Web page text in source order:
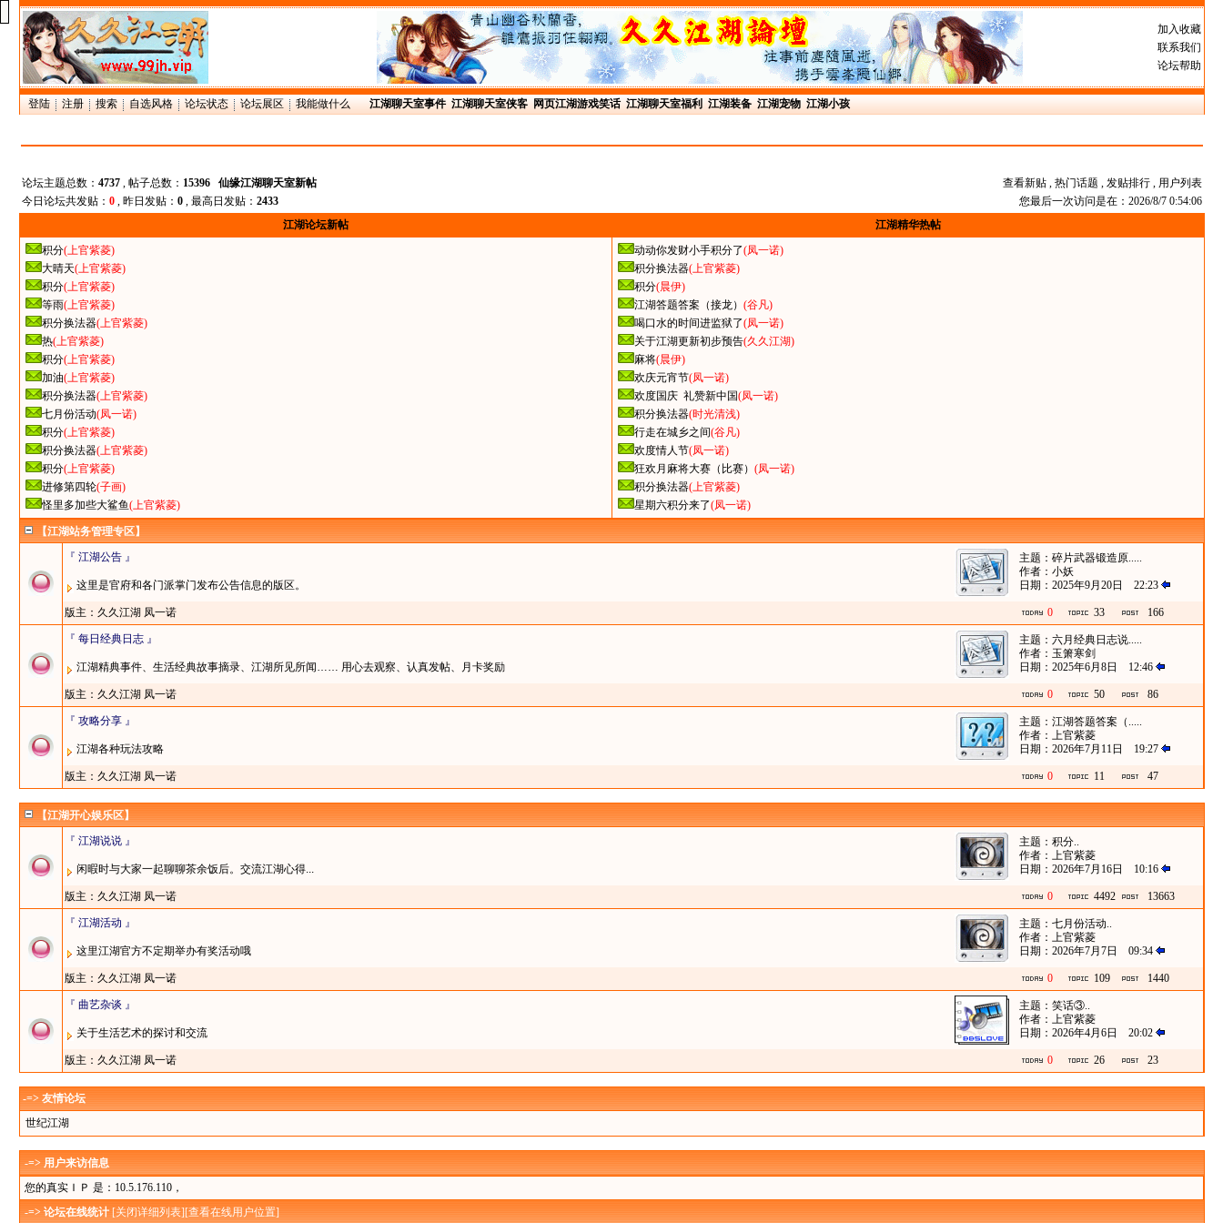
加入收藏
联系我们
论坛帮助
登陆 注册 搜索 自选风格 论坛状态 论坛展区 我能做什么 江湖聊天室事件 江湖聊天室侠客 网页江湖游戏笑话 江湖聊天室福利 江湖装备 江湖宠物 江湖小孩
论坛主题总数： 4737, 帖子总数： 15396
仙缘江湖聊天室新帖
今日论坛共发贴： 0, 昨日发贴： 0, 最高日发贴： 2433
查看新贴, 热门话题 , 发贴排行, 用户列表
您最后一次访问是在：2026/8/7 0:54:06
江湖论坛新帖
江湖精华热帖
积分(上官紫菱)
大晴天(上官紫菱)
积分(上官紫菱)
等雨(上官紫菱)
积分换法器(上官紫菱)
热(上官紫菱)
积分(上官紫菱)
加油(上官紫菱)
积分换法器(上官紫菱)
七月份活动(凤一诺)
积分(上官紫菱)
积分换法器(上官紫菱)
积分(上官紫菱)
进修第四轮(子画)
怪里多加些大鲨鱼(上官紫菱)
动动你发财小手积分了(凤一诺)
积分换法器(上官紫菱)
积分(晨伊)
江湖答题答案（接龙） (谷凡)
喝口水的时间进监狱了(凤一诺)
关于江湖更新初步预告(久久江湖)
麻将(晨伊)
欢庆元宵节(凤一诺)
欢度国庆 礼赞新中国(凤一诺)
积分换法器(时光清浅)
行走在城乡之间(谷凡)
欢度情人节(凤一诺)
狂欢月麻将大赛（比赛） (凤一诺)
积分换法器(上官紫菱)
星期六积分来了(凤一诺)
【江湖站务管理专区】
『 江湖公告 』
主题： 碎片武器锻造原.....
作者： 小妖
日期：2025年9月20日 22:23
这里是官府和各门派掌门发布公告信息的版区。
版主： 久久江湖 凤一诺 0 33 166
『 每日经典日志 』 主题： 六月经典日志说.....
作者： 玉箫寒剑
日期：2025年6月8日 12:46
江湖精典事件、生活经典故事摘录、江湖所见所闻…… 用心去观察、认真发帖、月卡奖励
版主： 久久江湖 凤一诺 0 50 86
『 攻略分享 』 主题： 江湖答题答案（.....
作者： 上官紫菱
日期：2026年7月11日 19:27
江湖各种玩法攻略
版主： 久久江湖 凤一诺 0 11 47
【江湖开心娱乐区】
『 江湖说说 』
主题： 积分..
作者： 上官紫菱
日期：2026年7月16日 10:16
闲暇时与大家一起聊聊茶余饭后。交流江湖心得...
版主： 久久江湖 凤一诺 0 4492 13663
『 江湖活动 』 主题： 七月份活动..
作者： 上官紫菱
日期：2026年7月7日 09:34
这里江湖官方不定期举办有奖活动哦
版主： 久久江湖 凤一诺 0 109 1440
『 曲艺杂谈 』 主题： 笑话③..
作者： 上官紫菱
日期：2026年4月6日 20:02
关于生活艺术的探讨和交流
版主： 久久江湖 凤一诺 0 26 23
-=> 友情论坛
世纪江湖
-=> 用户来访信息
您的真实ＩＰ 是：10.5.176.110，
-=> 论坛在线统计[关闭详细列表][查看在线用户位置]